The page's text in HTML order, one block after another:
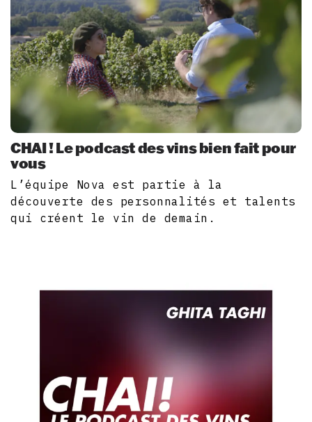
CHAI ! Le podcast des vins bien fait pour
vous
L’équipe Nova est partie à la
découverte des personnalités et talents
qui créent le vin de demain.